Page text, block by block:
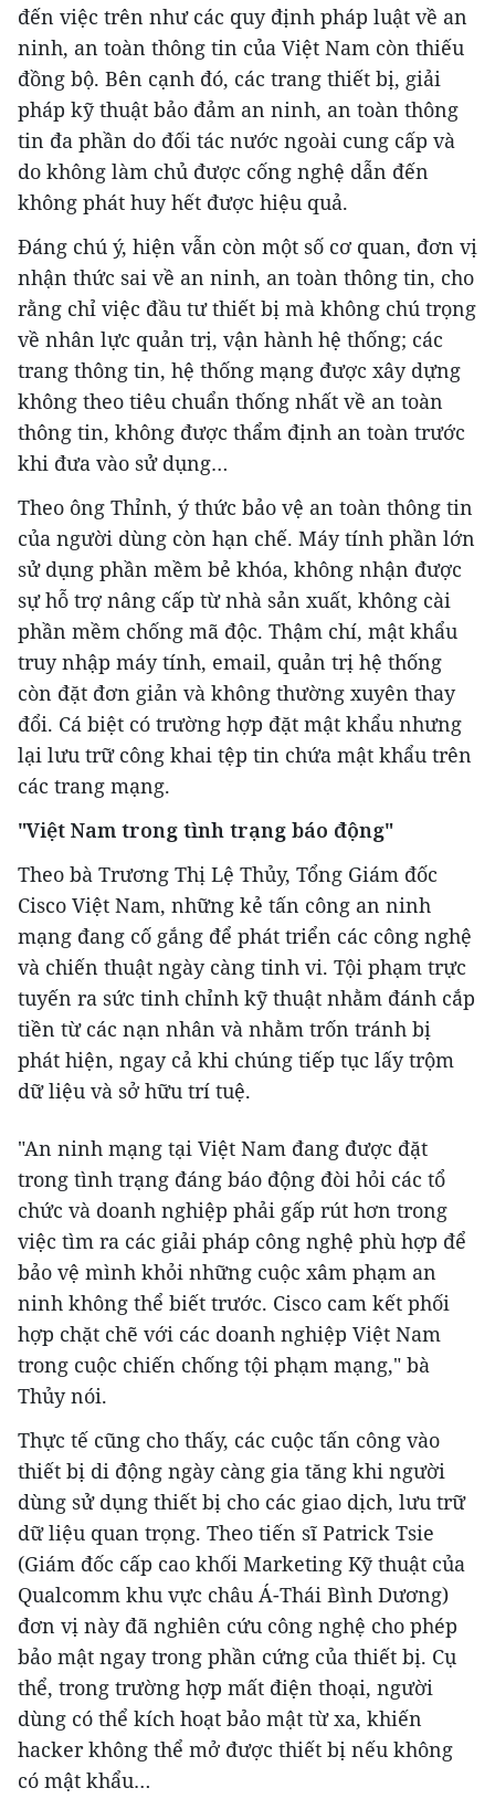
đến việc trên như các quy định pháp luật về an
ninh, an toàn thông tin của Việt Nam còn thiếu
đồng bộ. Bên cạnh đó, các trang thiết bị, giải
pháp kỹ thuật bảo đảm an ninh, an toàn thông
tin đa phần do đối tác nước ngoài cung cấp và
do không làm chủ được cống nghệ dẫn đến
không phát huy hết được hiệu quả.
Đáng chú ý, hiện vẫn còn một số cơ quan, đơn vị
nhận thức sai về an ninh, an toàn thông tin, cho
rằng chỉ việc đầu tư thiết bị mà không chú trọng
về nhân lực quản trị, vận hành hệ thống; các
trang thông tin, hệ thống mạng được xây dựng
không theo tiêu chuẩn thống nhất về an toàn
thông tin, không được thẩm định an toàn trước
khi đưa vào sử dụng…
Theo ông Thỉnh, ý thức bảo vệ an toàn thông tin
của người dùng còn hạn chế. Máy tính phần lớn
sử dụng phần mềm bẻ khóa, không nhận được
sự hỗ trợ nâng cấp từ nhà sản xuất, không cài
phần mềm chống mã độc. Thậm chí, mật khẩu
truy nhập máy tính, email, quản trị hệ thống
còn đặt đơn giản và không thường xuyên thay
đổi. Cá biệt có trường hợp đặt mật khẩu nhưng
lại lưu trữ công khai tệp tin chứa mật khẩu trên
các trang mạng.
"Việt Nam trong tình trạng báo động"
Theo bà Trương Thị Lệ Thủy, Tổng Giám đốc
Cisco Việt Nam, những kẻ tấn công an ninh
mạng đang cố gắng để phát triển các công nghệ
và chiến thuật ngày càng tinh vi. Tội phạm trực
tuyến ra sức tinh chỉnh kỹ thuật nhằm đánh cắp
tiền từ các nạn nhân và nhằm trốn tránh bị
phát hiện, ngay cả khi chúng tiếp tục lấy trộm
dữ liệu và sở hữu trí tuệ.
"An ninh mạng tại Việt Nam đang được đặt
trong tình trạng đáng báo động đòi hỏi các tổ
chức và doanh nghiệp phải gấp rút hơn trong
việc tìm ra các giải pháp công nghệ phù hợp để
bảo vệ mình khỏi những cuộc xâm phạm an
ninh không thể biết trước. Cisco cam kết phối
hợp chặt chẽ với các doanh nghiệp Việt Nam
trong cuộc chiến chống tội phạm mạng," bà
Thủy nói.
Thực tế cũng cho thấy, các cuộc tấn công vào
thiết bị di động ngày càng gia tăng khi người
dùng sử dụng thiết bị cho các giao dịch, lưu trữ
dữ liệu quan trọng. Theo tiến sĩ Patrick Tsie
(Giám đốc cấp cao khối Marketing Kỹ thuật của
Qualcomm khu vực châu Á-Thái Bình Dương)
đơn vị này đã nghiên cứu công nghệ cho phép
bảo mật ngay trong phần cứng của thiết bị. Cụ
thể, trong trường hợp mất điện thoại, người
dùng có thể kích hoạt bảo mật từ xa, khiến
hacker không thể mở được thiết bị nếu không
có mật khẩu…